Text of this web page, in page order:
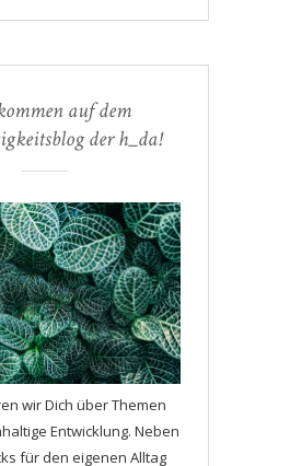
auf dem
der h_da!
wir Dich über Themen
Entwicklung. Neben
für den eigenen Alltag